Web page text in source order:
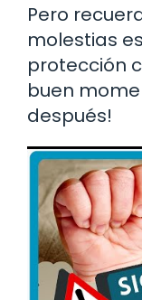
Pero
molestias
protección
buen
después!